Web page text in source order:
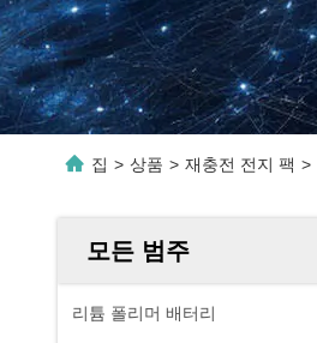
집 > 상품 > 재충전 전지 팩 >
모든 범주
리튬 폴리머 배터리